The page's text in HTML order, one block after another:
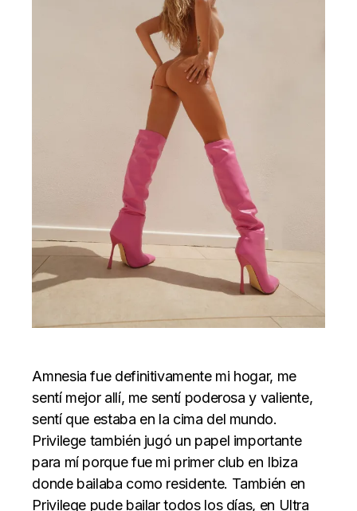
Amnesia fue definitivamente mi hogar, me
sentí mejor allí, me sentí poderosa y valiente,
sentí que estaba en la cima del mundo.
Privilege también jugó un papel importante
para mí porque fue mi primer club en Ibiza
donde bailaba como residente. También en
Privilege pude bailar todos los días, en Ultra